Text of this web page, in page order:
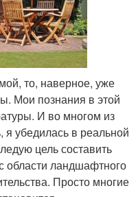
то, наверное, уже
Мои познания в этой
И во многом из
я убедилась в реальной
цель составить
области ландшафтного
Просто многие